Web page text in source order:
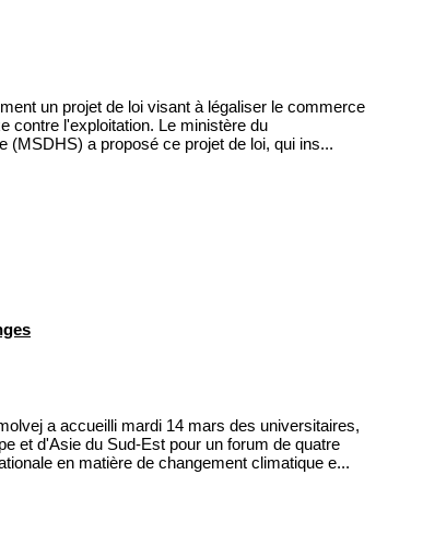
un projet de loi visant à légaliser le commerce
contre l'exploitation. Le ministère du
(MSDHS) a proposé ce projet de loi, qui ins...
a accueilli mardi 14 mars des universitaires,
et d'Asie du Sud-Est pour un forum de quatre
en matière de changement climatique e...